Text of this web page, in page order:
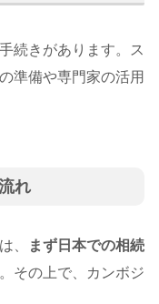
続きがあります。ス
準備や専門家の活用
れ
、
まず日本での相続
その上で、カンボジ